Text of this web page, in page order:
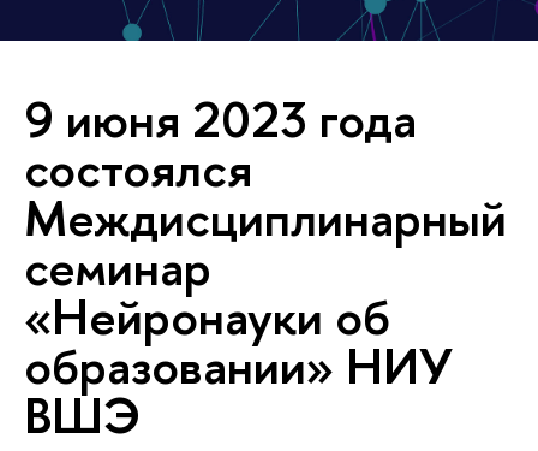
9 июня 2023 года
состоялся
Междисциплинарный
семинар
«Нейронауки об
образовании» НИУ
ВШЭ